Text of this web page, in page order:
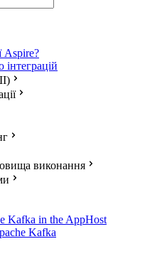
Aspire?
інтеграцій
виконання
Kafka in the AppHost
Kafka